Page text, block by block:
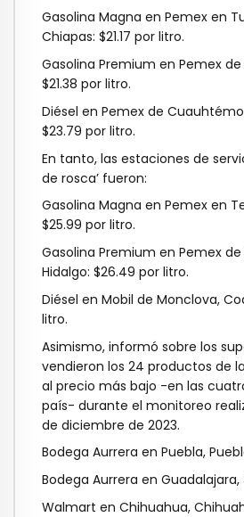
Gasolina Magna en Pemex en
Chiapas: $21.17 por litro.
Gasolina Premium en Pemex de
$21.38 por litro.
Diésel en Pemex de
$23.79 por litro.
En tanto, las estaciones de
de rosca’ fueron:
Gasolina Magna en Pemex en
$25.99 por litro.
Gasolina Premium en Pemex
Hidalgo: $26.49 por litro.
Diésel en Mobil de Monclova,
litro.
Asimismo, informó sobre los
vendieron los 24 productos de
al precio más bajo -en las
país- durante el monitoreo
de diciembre de 2023.
Bodega Aurrera en Puebla,
Bodega Aurrera en Guadalajara,
Walmart en Chihuahua,